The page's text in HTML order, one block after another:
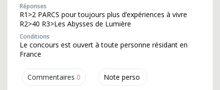
Commentaires 0 Note perso
Réponses
R1>2 PARCS pour toujours plus d’expériences à vivre
R2>40 R3>Les Abysses de Lumière
Conditions
Le concours est ouvert à toute personne résidant en
France